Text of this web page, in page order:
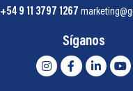
+54 9 11 3797 1267
Síganos